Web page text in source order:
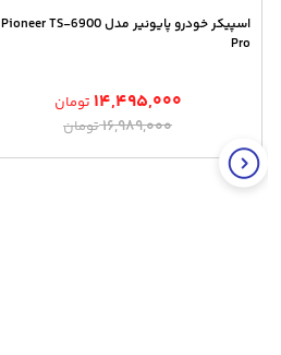
اسپیکر خودرو پایونیر مدل Pioneer TS-6900
Pro
۱۶,۹۸۹,۰۰۰تومانقیمت
۱۶,۹۸۹,۰۰۰ تومان
۱۴,۴۹۵,۰۰۰ تومان
قیمت
۱۴,۴۹۵,۰۰۰ تومان.